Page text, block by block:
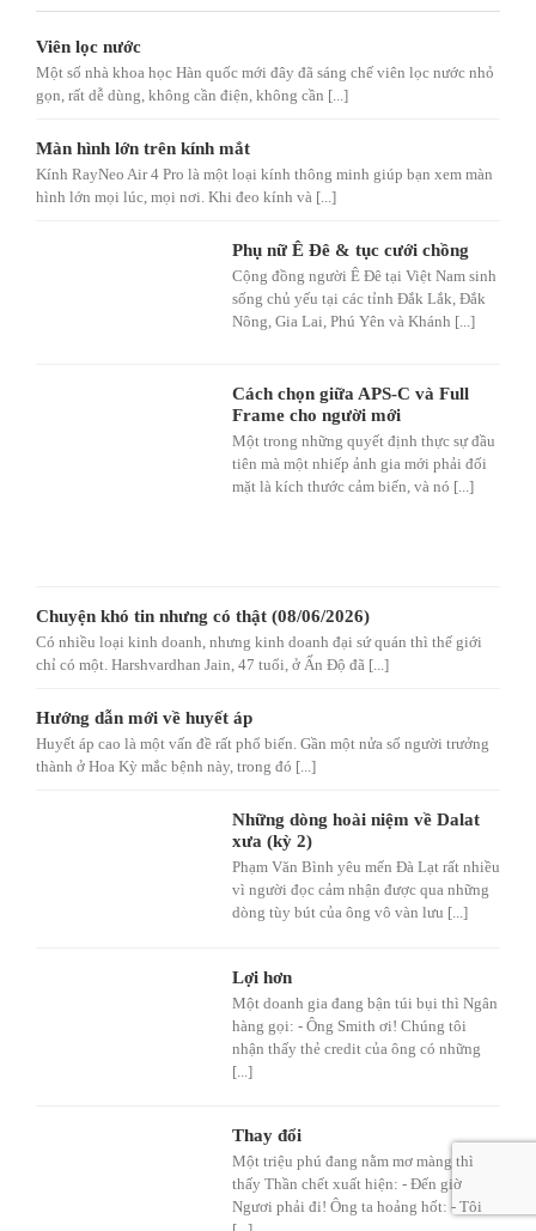
Viên lọc nước
Một số nhà khoa học Hàn quốc mới đây đã sáng chế viên lọc nước nhỏ
gọn, rất dễ dùng, không cần điện, không cần [...]
Màn hình lớn trên kính mắt
Kính RayNeo Air 4 Pro là một loại kính thông minh giúp bạn xem màn
hình lớn mọi lúc, mọi nơi. Khi đeo kính và [...]
Phụ nữ Ê Đê & tục cưới chồng
Cộng đồng người Ê Đê tại Việt Nam sinh
sống chủ yếu tại các tỉnh Đắk Lắk, Đắk
Nông, Gia Lai, Phú Yên và Khánh [...]
Cách chọn giữa APS-C và Full
Frame cho người mới
Một trong những quyết định thực sự đầu
tiên mà một nhiếp ảnh gia mới phải đối
mặt là kích thước cảm biến, và nó [...]
Chuyện khó tin nhưng có thật (08/06/2026)
Có nhiều loại kinh doanh, nhưng kinh doanh đại sứ quán thì thế giới
chỉ có một. Harshvardhan Jain, 47 tuổi, ở Ấn Độ đã [...]
Hướng dẫn mới về huyết áp
Huyết áp cao là một vấn đề rất phổ biến. Gần một nửa số người trưởng
thành ở Hoa Kỳ mắc bệnh này, trong đó [...]
Những dòng hoài niệm về Dalat
xưa (kỳ 2)
Phạm Văn Bình yêu mến Đà Lạt rất nhiều
vì người đọc cảm nhận được qua những
dòng tùy bút của ông vô vàn lưu [...]
Lợi hơn
Một doanh gia đang bận túi bụi thì Ngân
hàng gọi: - Ông Smith ơi! Chúng tôi
nhận thấy thẻ credit của ông có những
[...]
Thay đổi
Một triệu phú đang nằm mơ màng thì
thấy Thần chết xuất hiện: - Đến giờ
Ngươi phải đi! Ông ta hoảng hốt: - Tôi